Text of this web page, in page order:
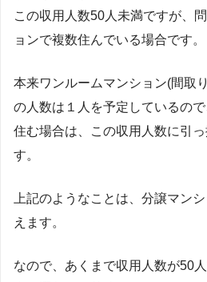
この収用人数50人未満ですが、
ョンで複数住んでいる場合です。
本来ワンルームマンション(間取
の人数は１人を予定しているの
住む場合は、この収用人数に引
す。
上記のようなことは、分譲マン
えます。
なので、あくまで収用人数が50